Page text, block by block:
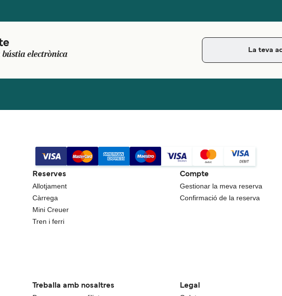
bústia electrònica
Reserves
Allotjament
Càrrega
Mini Creuer
Tren i ferri
Compte
Gestionar la meva reserva
Confirmació de la reserva
Treballa amb nosaltres Legal